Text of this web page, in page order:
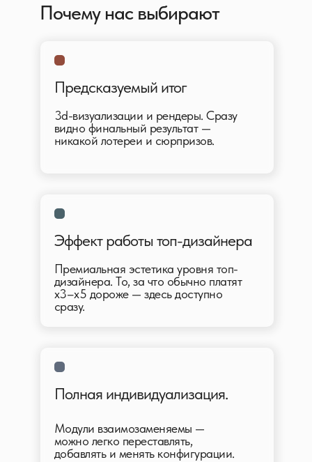
Почему нас выбирают
3d-визуализации и рендеры. Сразу
видно финальный результат —
никакой лотереи и сюрпризов.
Предсказуемый итог
Премиальная эстетика уровня топ-
дизайнера. То, за что обычно платят
x3–x5 дороже — здесь доступно
сразу.
Эффект работы топ-дизайнера
Модули взаимозаменяемы —
можно легко переставлять,
добавлять и менять конфигурации.
Полная индивидуализация.